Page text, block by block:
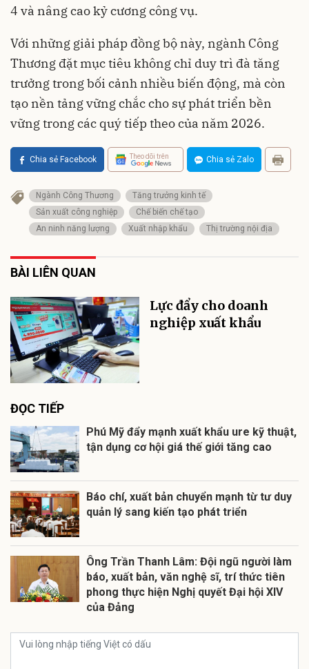
4 và nâng cao kỷ cương công vụ.
Với những giải pháp đồng bộ này, ngành Công
Thương đặt mục tiêu không chỉ duy trì đà tăng
trưởng trong bối cảnh nhiều biến động, mà còn
tạo nền tảng vững chắc cho sự phát triển bền
vững trong các quý tiếp theo của năm 2026.
Chia sẻ Facebook Theo dõi trên Chia sẻ Zalo
Ngành Công Thương
Tăng trưởng kinh tế
Sản xuất công nghiệp
Chế biến chế tạo
An ninh năng lượng
Xuất nhập khẩu Thị trường nội địa
BÀI LIÊN QUAN
Lực đẩy cho doanh
nghiệp xuất khẩu
ĐỌC TIẾP
Phú Mỹ đẩy mạnh xuất khẩu ure kỹ thuật,
tận dụng cơ hội giá thế giới tăng cao
Báo chí, xuất bản chuyển mạnh từ tư duy
quản lý sang kiến tạo phát triển
Ông Trần Thanh Lâm: Đội ngũ người làm
báo, xuất bản, văn nghệ sĩ, trí thức tiên
phong thực hiện Nghị quyết Đại hội XIV
của Đảng